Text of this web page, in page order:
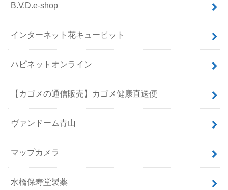
B.V.D.e-shop
インターネット花キューピット
ハピネットオンライン
【カゴメの通信販売】カゴメ健康直送便
ヴァンドーム青山
マップカメラ
水橋保寿堂製薬